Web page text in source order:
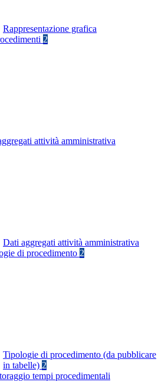
Rappresentazione grafica
2
attività amministrativa
Dati aggregati attività amministrativa
di procedimento 2
Tipologie di procedimento (da pubblicare
in tabelle) 2
tempi procedimentali